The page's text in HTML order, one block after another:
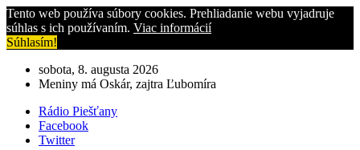
Tento web používa súbory cookies. Prehliadanie webu vyjadruje
súhlas s ich používaním. Viac informácií
Súhlasím!
sobota, 8. augusta 2026
Meniny má Oskár, zajtra Ľubomíra
Rádio Piešťany
Facebook
Twitter